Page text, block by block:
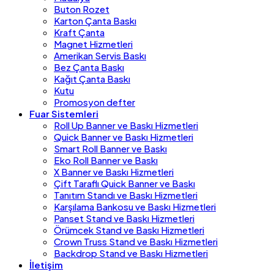
Buton Rozet
Karton Çanta Baskı
Kraft Çanta
Magnet Hizmetleri
Amerikan Servis Baskı
Bez Çanta Baskı
Kağıt Çanta Baskı
Kutu
Promosyon defter
Fuar Sistemleri
Roll Up Banner ve Baskı Hizmetleri
Quick Banner ve Baskı Hizmetleri
Smart Roll Banner ve Baskı
Eko Roll Banner ve Baskı
X Banner ve Baskı Hizmetleri
Çift Taraflı Quick Banner ve Baskı
Tanıtım Standı ve Baskı Hizmetleri
Karşılama Bankosu ve Baskı Hizmetleri
Panset Stand ve Baskı Hizmetleri
Örümcek Stand ve Baskı Hizmetleri
Crown Truss Stand ve Baskı Hizmetleri
Backdrop Stand ve Baskı Hizmetleri
İletişim